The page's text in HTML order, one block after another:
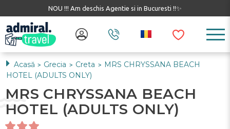
NOU !!! Am deschis Agentie si in Bucuresti !!✨
Acasă > Grecia > Creta >
MRS CHRYSSANA BEACH
HOTEL (ADULTS ONLY)
MRS CHRYSSANA BEACH
HOTEL (ADULTS ONLY)